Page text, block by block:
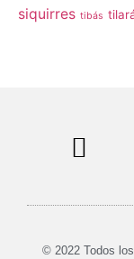
siquirres tibás
© 2022 Todos